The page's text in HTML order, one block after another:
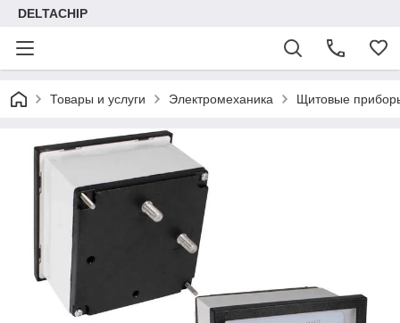
DELTACHIP
Товары и услуги Электромеханика Щитовые